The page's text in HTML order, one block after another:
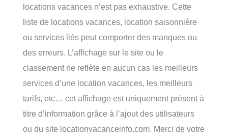
locations vacances n’est pas exhaustive. Cette
liste de locations vacances, location saisonnière
ou services liés peut comporter des manques ou
des erreurs. L’affichage sur le site ou le
classement ne reflète en aucun cas les meilleurs
services d’une location vacances, les meilleurs
tarifs, etc… cet affichage est uniquement présent à
titre d’information grâce à l’ajout des utilisateurs
ou du site locationvacanceinfo.com. Merci de votre